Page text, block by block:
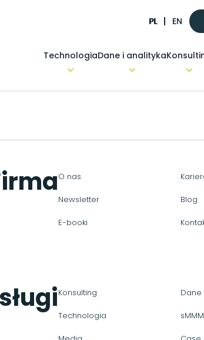
PL EN
TechnologiaDane i analityka
O nas
Newsletter Blog
E-booki
Konsulting Dane
Technologia